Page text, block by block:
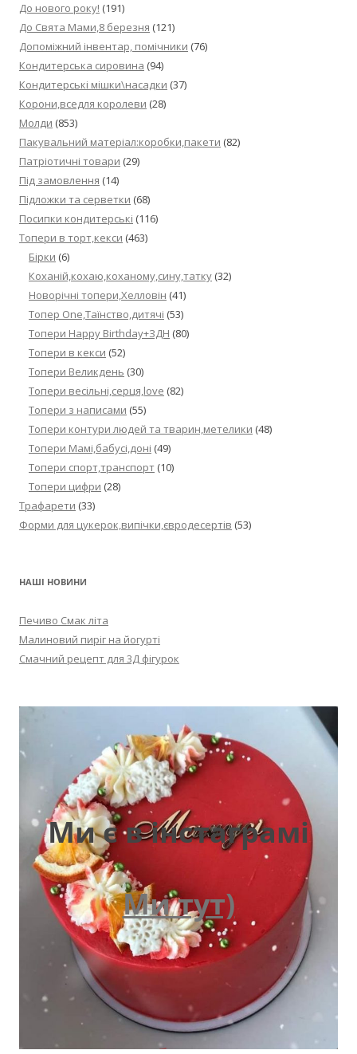
До нового року! (191)
До Свята Мами,8 березня (121)
Допоміжний інвентар, помічники (76)
Кондитерська сировина (94)
Кондитерські мішки\насадки (37)
Корони,вседля королеви (28)
Молди (853)
Пакувальний матеріал:коробки,пакети (82)
Патріотичні товари (29)
Під замовлення (14)
Підложки та серветки (68)
Посипки кондитерські (116)
Топери в торт,кекси (463)
Бірки (6)
Коханій,кохаю,коханому,сину,татку (32)
Новорічні топери,Хелловін (41)
Топер One,Таїнство,дитячі (53)
Топери Happy Birthday+ЗДН (80)
Топери в кекси (52)
Топери Великдень (30)
Топери весільні,серця,love (82)
Топери з написами (55)
Топери контури людей та тварин,метелики (48)
Топери Мамі,бабусі,доні (49)
Топери спорт,транспорт (10)
Топери цифри (28)
Трафарети (33)
Форми для цукерок,випічки,євродесертів (53)
НАШІ НОВИНИ
Печиво Смак літа
Малиновий пиріг на йогурті
Смачний рецепт для 3Д фігурок
Ми є в інстаграмі
Ми тут)